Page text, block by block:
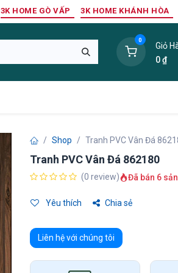
3K HOME GÒ VẤP 3K HOME KHÁNH HÒA
0
Giỏ
0₫
Shop Tranh PVC Vân Đá
Tranh PVC Vân Đá 862180
(0 review) Đã bán 6
Yêu thích Chia sẻ
Liên hệ với chúng tôi